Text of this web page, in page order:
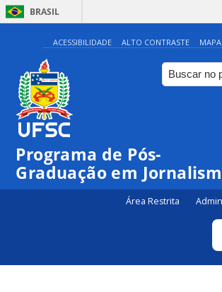
BRASIL
ACESSIBILIDADE ALTO CONTRASTE
Programa de Pós-
Graduação em
Área Restrita